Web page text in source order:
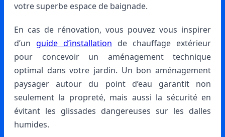
votre superbe espace de baignade.
En cas de rénovation, vous pouvez vous inspirer
d’un guide d’installation de chauffage extérieur
pour concevoir un aménagement technique
optimal dans votre jardin. Un bon aménagement
paysager autour du point d’eau garantit non
seulement la propreté, mais aussi la sécurité en
évitant les glissades dangereuses sur les dalles
humides.